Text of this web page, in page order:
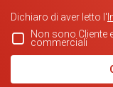
Dichiaro di aver letto l'
Non sono Cliente
commerciali